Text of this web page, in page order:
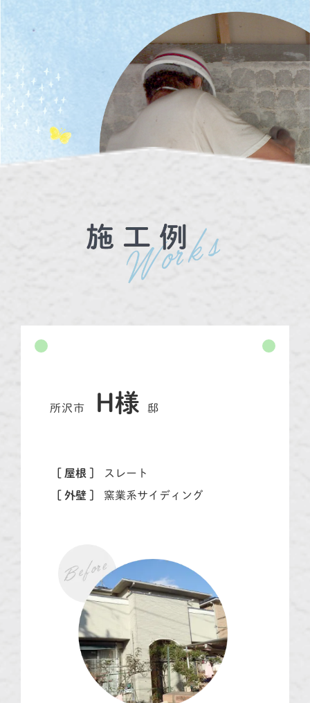
所沢市 H様 邸
[ 屋根 ]
スレート
[ 外壁 ]
窯業系サイディング